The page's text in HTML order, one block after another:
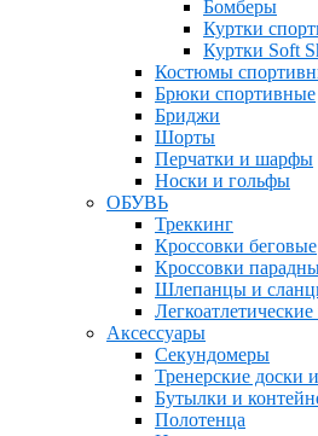
Бомберы
Куртки
Куртки Soft
Костюмы
Брюки спортивные
Бриджи
Шорты
Перчатки и шарфы
Носки и гольфы
ОБУВЬ
Треккинг
Кроссовки беговые
Кроссовки
Шлепанцы и
Аксессуары
Секундомеры
Тренерские доски
Бутылки и
Полотенца